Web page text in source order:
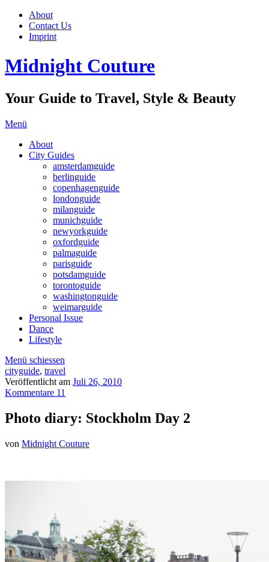
About
Contact Us
Imprint
Midnight Couture
Your Guide to Travel, Style & Beauty
Menü
About
City Guides
amsterdamguide
berlinguide
copenhagenguide
londonguide
milanguide
munichguide
newyorkguide
oxfordguide
palmaguide
parisguide
potsdamguide
torontoguide
washingtonguide
weimarguide
Personal Issue
Dance
Lifestyle
Menü schiessen
cityguide, travel
Veröffentlicht am Juli 26, 2010
Kommentare 11
Photo diary: Stockholm Day 2
von Midnight Couture